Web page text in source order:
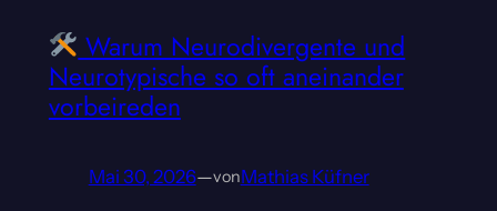
Warum Neurodivergente und
Neurotypische so oft aneinander
vorbeireden
Mai 30, 2026—vonMathias Küfner